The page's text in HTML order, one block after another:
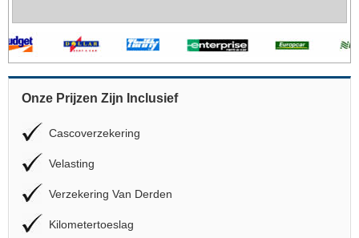
Onze Prijzen Zijn Inclusief
Cascoverzekering
Velasting
Verzekering Van Derden
Kilometertoeslag